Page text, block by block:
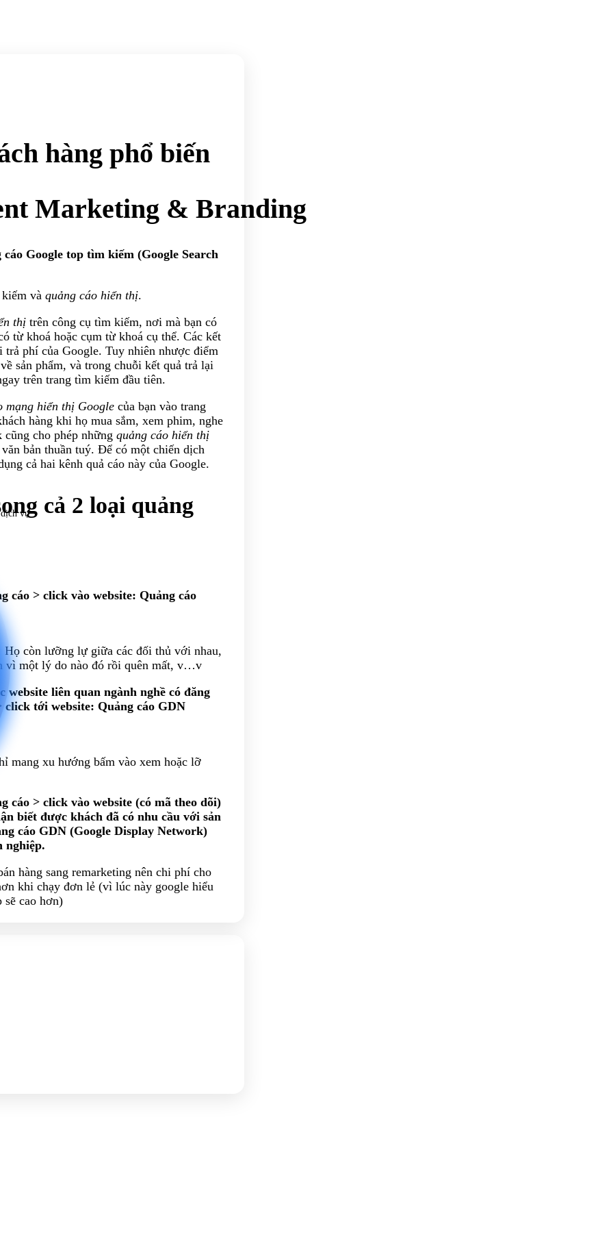
Marketing & Branding
vụ
hàng phổ biến
Google top tìm kiếm (Google Search
và quảng cáo hiển thị.
thị trên công cụ tìm kiếm, nơi mà bạn có
từ khoá hoặc cụm từ khoá cụ thể. Các kết
phí của Google. Tuy nhiên nhược điểm
sản phẩm, và trong chuỗi kết quả trả lại
trên trang tìm kiếm đầu tiên.
mạng hiển thị Google của bạn vào trang
hàng khi họ mua sắm, xem phim, nghe
cho phép những quảng cáo hiển thị
bản thuần tuý. Để có một chiến dịch
cả hai kênh quả cáo này của Google.
cả 2 loại quảng
cáo > click vào website: Quảng cáo
còn lưỡng lự giữa các đối thủ với nhau,
vì một lý do nào đó rồi quên mất, v…v
liên quan ngành nghề có đăng
click tới website: Quảng cáo GDN
mang xu hướng bấm vào xem hoặc lỡ
cáo > click vào website (có mã theo dõi)
biết được khách đã có nhu cầu với sản
cáo GDN (Google Display Network)
nghiệp.
hàng sang remarketing nên chi phí cho
khi chạy đơn lẻ (vì lúc này google hiểu
cao hơn)